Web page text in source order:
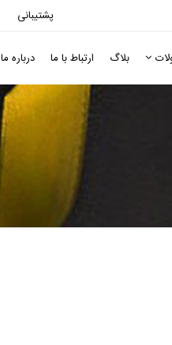
پشتیبانی
بلاگ ارتباط با ما درباره ما